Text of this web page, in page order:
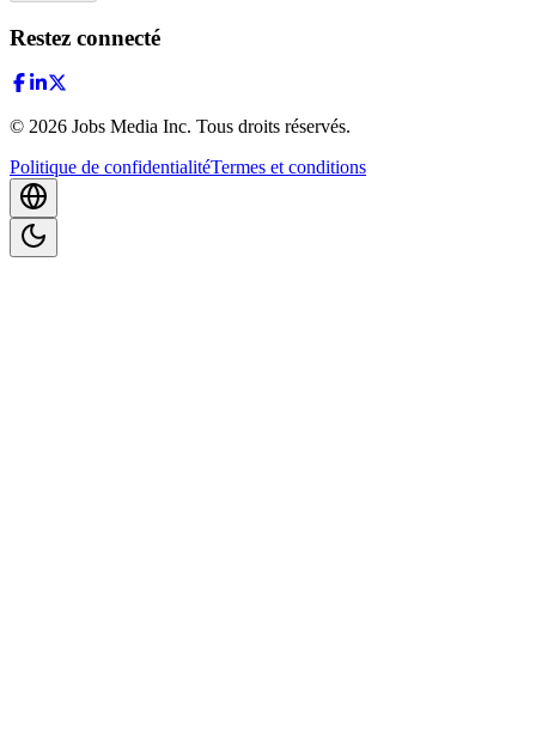
Restez connecté
© 2026 Jobs Media Inc. Tous droits réservés.
Politique de confidentialitéTermes et conditions